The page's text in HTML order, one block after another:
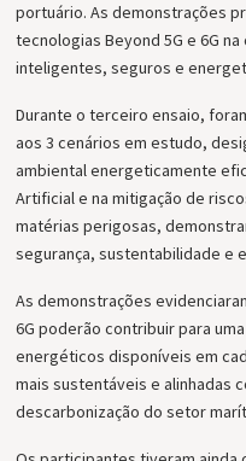
portuário. As demonstrações
tecnologias Beyond 5G e 6G
inteligentes, seguros e
Durante o terceiro ensaio,
aos 3 cenários em estudo,
ambiental energeticamente
Artificial e na mitigação de
matérias perigosas,
segurança, sustentabilidade e
As demonstrações
6G poderão contribuir para
energéticos disponíveis em
mais sustentáveis e alinhadas
descarbonização do setor